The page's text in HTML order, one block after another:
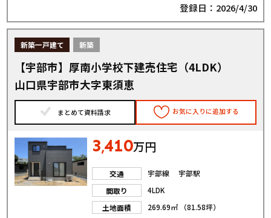
登録日：2026/4/30
新築一戸建て 新築
【宇部市】厚南小学校下建売住宅（4LDK）
山口県宇部市大字東須恵
まとめて資料請求 お気に入りに追加する
3,410万円
交通
宇部線 宇部駅
間取り
4LDK
土地面積
269.69㎡ （81.58坪）